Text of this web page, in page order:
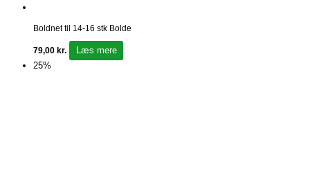
Boldnet til 14-16 stk Bolde
79,00 kr.
Læs mere
25%